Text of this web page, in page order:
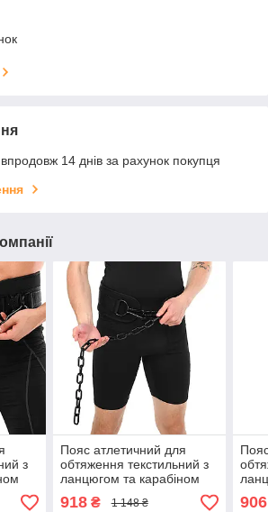
14 днів за рахунок покупця
з
Пояс атлетичний для
обтяження текстильний з
ланцюгом та карабіном
EZOUS DIP BELT ARMOR
N-01 спинка-17см чорний
918₴ 1 148 ₴ 906